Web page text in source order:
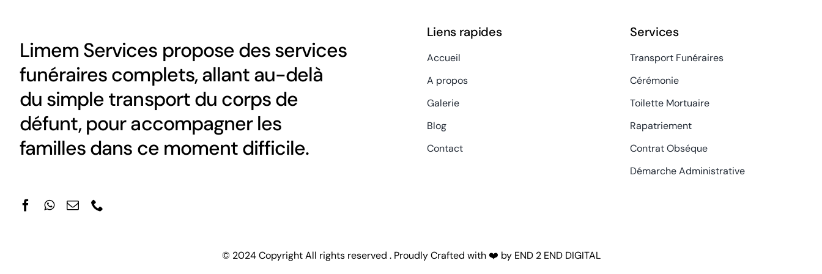
Limem Services propose des services
funéraires complets, allant au-delà
du simple transport du corps de
défunt, pour accompagner les
familles dans ce moment difficile.
Liens rapides
Accueil
A propos
Galerie
Blog
Contact
Services
Transport Funéraires
Cérémonie
Toilette Mortuaire
Rapatriement
Contrat Obséque
Démarche Administrative
© 2024 Copyright All rights reserved . Proudly Crafted with ❤️ by END 2 END DIGITAL